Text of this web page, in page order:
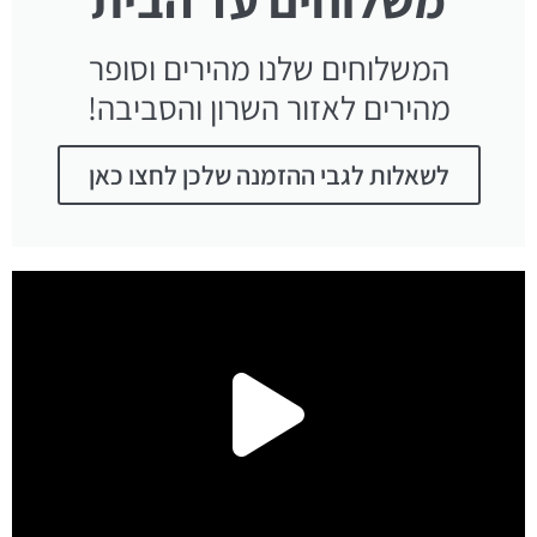
המשלוחים שלנו מהירים וסופר
מהירים לאזור השרון והסביבה!
לשאלות לגבי ההזמנה שלכן לחצו כאן